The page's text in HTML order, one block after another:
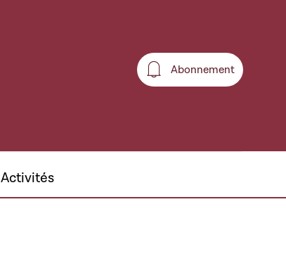
Abonnement
Abonnement
Activités